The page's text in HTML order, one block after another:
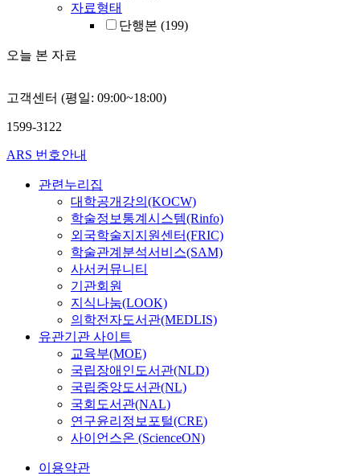
자료형태
단행본 (199)
오늘 본 자료
고객센터 (평일: 09:00~18:00)
1599-3122
ARS 번호안내
관련누리집
대학공개강의(KOCW)
학술정보통계시스템(Rinfo)
외국학술지지원센터(FRIC)
학술관계분석서비스(SAM)
사서커뮤니티
기관회원
지식나눔(LOOK)
의학전자도서관(MEDLIS)
유관기관 사이트
교육부(MOE)
국립장애인도서관(NLD)
국립중앙도서관(NL)
국회도서관(NAL)
연구윤리정보포털(CRE)
사이언스온 (ScienceON)
이용약관